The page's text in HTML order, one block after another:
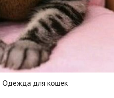
Одежда для кошек